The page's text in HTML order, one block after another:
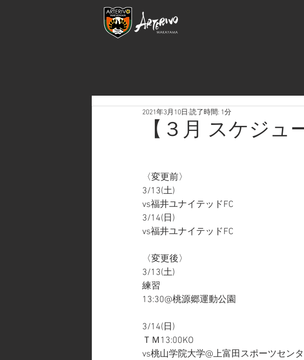
【３月 スケジュ
2021年3月10日 読了時間: 1分
〈変更前〉
3/13(土)
vs福井ユナイテッドFC
3/14(日)
vs福井ユナイテッドFC
〈変更後〉
3/13(土)
練習
13:30@桃源郷運動公園
3/14(日)
ＴＭ13:00KO
vs桃山学院大学@上富田スポーツセン